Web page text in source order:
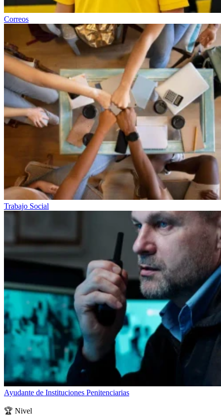
Correos
Trabajo Social
Ayudante de Instituciones Penitenciarias
🏆 Nivel